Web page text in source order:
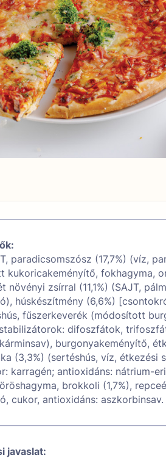
paradicsomszósz (17,7%) (víz,
kukoricakeményítő, fokhagyma,
növényi zsírral (11,1%) (SAJT,
húskészítmény (6,6%)
fűszerkeverék (módosított
difoszfátok,
burgonyakeményítő,
(3,3%) (sertéshús, víz, étkezési
karragén; antioxidáns: nátrium-
brokkoli (1,7%),
cukor, antioxidáns: aszkorbinsav.
javaslat: